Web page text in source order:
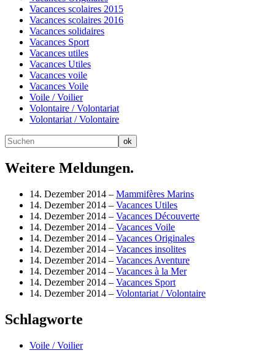
Vacances scolaires 2015
Vacances scolaires 2016
Vacances solidaires
Vacances Sport
Vacances utiles
Vacances Utiles
Vacances voile
Vacances Voile
Voile / Voilier
Volontaire / Volontariat
Volontariat / Volontaire
Weitere Meldungen.
14. Dezember 2014 – Mammifères Marins
14. Dezember 2014 – Vacances Utiles
14. Dezember 2014 – Vacances Découverte
14. Dezember 2014 – Vacances Voile
14. Dezember 2014 – Vacances Originales
14. Dezember 2014 – Vacances insolites
14. Dezember 2014 – Vacances Aventure
14. Dezember 2014 – Vacances à la Mer
14. Dezember 2014 – Vacances Sport
14. Dezember 2014 – Volontariat / Volontaire
Schlagworte
Voile / Voilier